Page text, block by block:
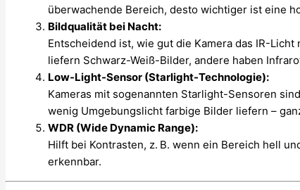
überwachende Bereich, desto wichtiger ist eine
Bildqualität bei Nacht:
Entscheidend ist, wie gut die Kamera das IR-
liefern Schwarz-Weiß-Bilder, andere haben
Low-Light-Sensor (Starlight-Technologie):
Kameras mit sogenannten Starlight-Sensoren
wenig Umgebungslicht farbige Bilder liefern –
WDR (Wide Dynamic Range):
Hilft bei Kontrasten, z. B. wenn ein Bereich hell
erkennbar.